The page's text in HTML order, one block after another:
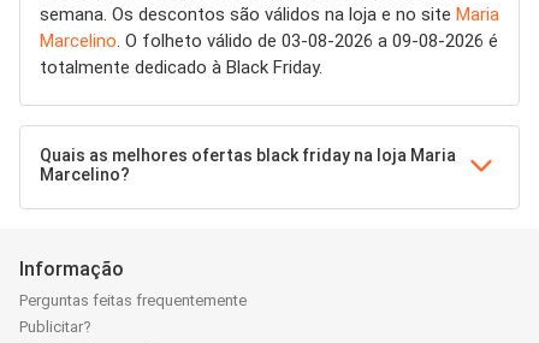
semana. Os descontos são válidos na loja e no site Maria
Marcelino. O folheto válido de 03-08-2026 a 09-08-2026 é
totalmente dedicado à Black Friday.
Quais as melhores ofertas black friday na loja Maria
Marcelino?
Informação
Perguntas feitas frequentemente
Publicitar?